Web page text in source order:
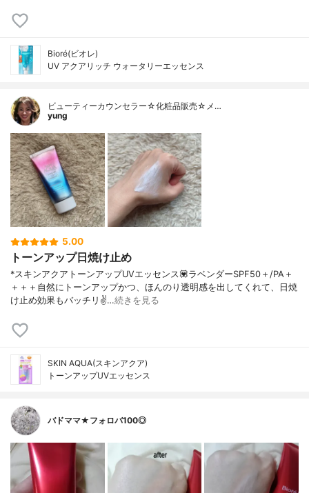
Bioré(ビオレ)
UV アクアリッチ ウォータリーエッセンス
ビューティーカウンセラー☆化粧品販売☆メ…
yung
5.00
トーンアップ日焼け止め
*スキンアクアトーンアップUVエッセンス💟ラベンダーSPF50＋/PA＋
＋＋＋自然にトーンアップかつ、ほんのり透明感を出してくれて、日焼
け止め効果もバッチリ✌️…続きを見る
SKIN AQUA(スキンアクア)
トーンアップUVエッセンス
バドママ★フォロバ100◎